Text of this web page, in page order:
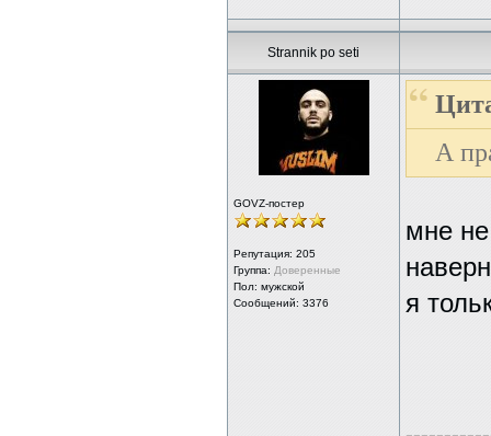
Strannik po seti
GOVZ-постер
Репутация: 205
Группа: Доверенные
Пол: мужской
Сообщений: 3376
А
мне
я